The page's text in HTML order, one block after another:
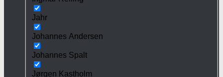
Jahr
Johannes Andersen
Johannes Spalt
Jørgen Kastholm